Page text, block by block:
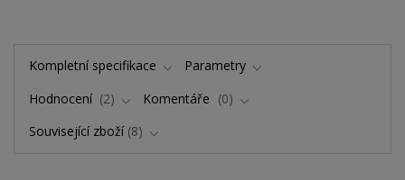
Kompletní specifikace
Parametry
Hodnocení
2 Komentáře
0
Související zboží 8